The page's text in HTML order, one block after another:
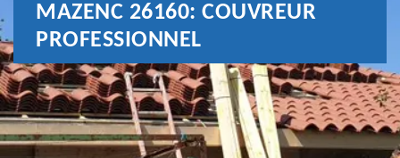
MAZENC 26160: COUVREUR
PROFESSIONNEL